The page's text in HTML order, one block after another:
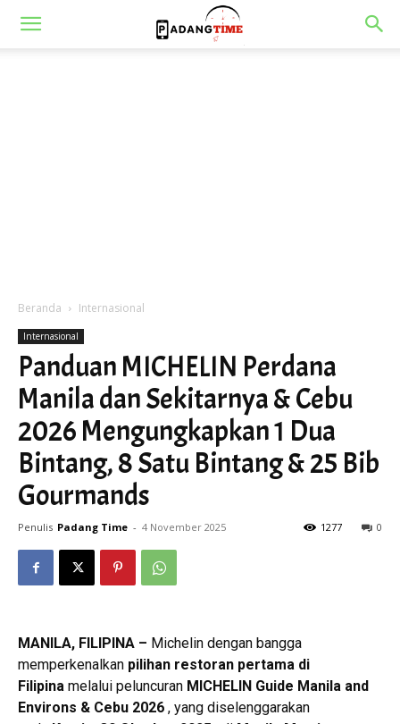
Beranda Internasional
Internasional
Panduan MICHELIN Perdana
Manila dan Sekitarnya & Cebu
2026 Mengungkapkan 1 Dua
Bintang, 8 Satu Bintang & 25 Bib
Gourmands
Penulis Padang Time - 4 November 2025 0
1277
MANILA, FILIPINA – Michelin dengan bangga
memperkenalkan pilihan restoran pertama di
Filipina melalui peluncuran MICHELIN Guide Manila and
Environs & Cebu 2026 , yang diselenggarakan